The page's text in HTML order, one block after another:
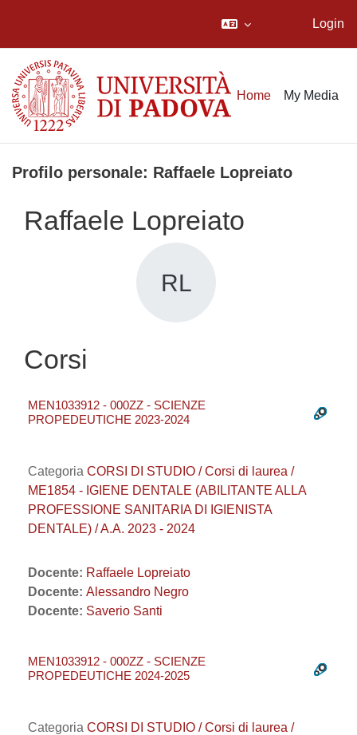
Login
Home My Media
Profilo personale: Raffaele Lopreiato
Raffaele Lopreiato
RL
Corsi
MEN1033912 - 000ZZ - SCIENZE
PROPEDEUTICHE 2023-2024
Categoria CORSI DI STUDIO / Corsi di laurea /
ME1854 - IGIENE DENTALE (ABILITANTE ALLA
PROFESSIONE SANITARIA DI IGIENISTA
DENTALE) / A.A. 2023 - 2024
Docente: Raffaele Lopreiato
Docente: Alessandro Negro
Docente: Saverio Santi
MEN1033912 - 000ZZ - SCIENZE
PROPEDEUTICHE 2024-2025
Categoria CORSI DI STUDIO / Corsi di laurea /